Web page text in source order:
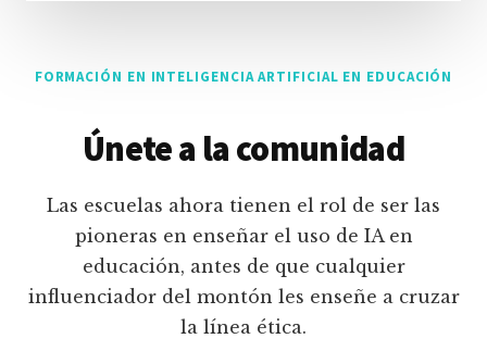
FORMACIÓN EN INTELIGENCIA ARTIFICIAL EN EDUCACIÓN
Únete a la comunidad
Las escuelas ahora tienen el rol de ser las
pioneras en enseñar el uso de IA en
educación, antes de que cualquier
influenciador del montón les enseñe a cruzar
la línea ética.